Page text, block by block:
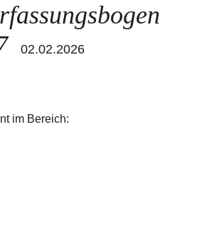
02.02.2026
im Bereich: